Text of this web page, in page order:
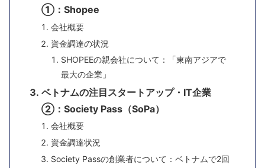
①：Shopee
会社概要
資金調達の状況
SHOPEEの親会社について：「東南アジアで
最大の企業」
ベトナムの注目スタートアップ・IT企業
②：Society Pass（SoPa）
会社概要
資金調達状況
Society Passの創業者について：ベトナムで2回